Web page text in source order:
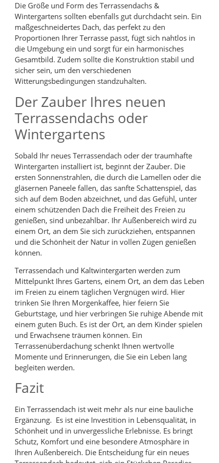
Die Größe und Form des Terrassendachs &
Wintergartens sollten ebenfalls gut durchdacht sein. Ein
maßgeschneidertes Dach, das perfekt zu den
Proportionen Ihrer Terrasse passt, fügt sich nahtlos in
die Umgebung ein und sorgt für ein harmonisches
Gesamtbild. Zudem sollte die Konstruktion stabil und
sicher sein, um den verschiedenen
Witterungsbedingungen standzuhalten.
Der Zauber Ihres neuen
Terrassendachs oder
Wintergartens
Sobald Ihr neues Terrassendach oder der traumhafte
Wintergarten installiert ist, beginnt der Zauber. Die
ersten Sonnenstrahlen, die durch die Lamellen oder die
gläsernen Paneele fallen, das sanfte Schattenspiel, das
sich auf dem Boden abzeichnet, und das Gefühl, unter
einem schützenden Dach die Freiheit des Freien zu
genießen, sind unbezahlbar. Ihr Außenbereich wird zu
einem Ort, an dem Sie sich zurückziehen, entspannen
und die Schönheit der Natur in vollen Zügen genießen
können.
Terrassendach und Kaltwintergarten werden zum
Mittelpunkt Ihres Gartens, einem Ort, an dem das Leben
im Freien zu einem täglichen Vergnügen wird. Hier
trinken Sie Ihren Morgenkaffee, hier feiern Sie
Geburtstage, und hier verbringen Sie ruhige Abende mit
einem guten Buch. Es ist der Ort, an dem Kinder spielen
und Erwachsene träumen können. Ein
Terrassenüberdachung schenkt Ihnen wertvolle
Momente und Erinnerungen, die Sie ein Leben lang
begleiten werden.
Fazit
Ein Terrassendach ist weit mehr als nur eine bauliche
Ergänzung. Es ist eine Investition in Lebensqualität, in
Schönheit und in unvergessliche Erlebnisse. Es bringt
Schutz, Komfort und eine besondere Atmosphäre in
Ihren Außenbereich. Die Entscheidung für ein neues